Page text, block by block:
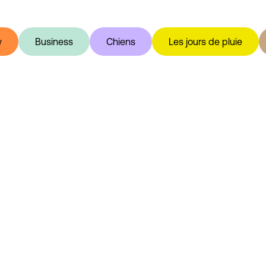
Business Chiens Les jours de pluie